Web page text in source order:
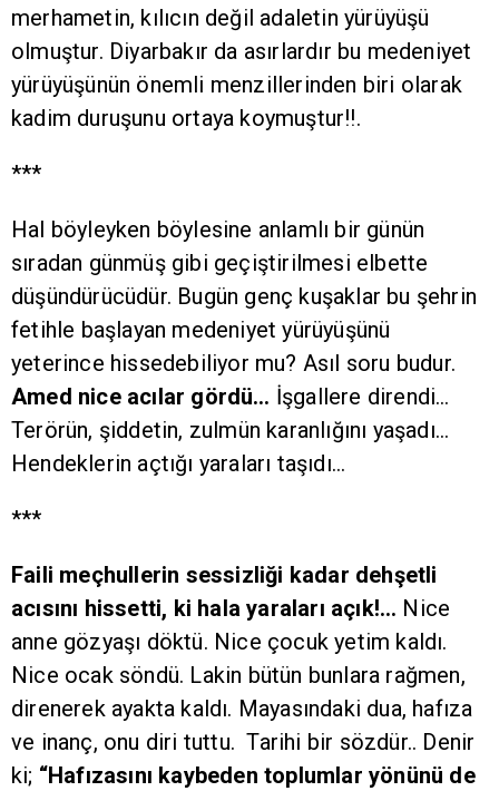
merhametin, kılıcın değil adaletin yürüyüşü
olmuştur. Diyarbakır da asırlardır bu medeniyet
yürüyüşünün önemli menzillerinden biri olarak
kadim duruşunu ortaya koymuştur!!.
***
Hal böyleyken böylesine anlamlı bir günün
sıradan günmüş gibi geçiştirilmesi elbette
düşündürücüdür. Bugün genç kuşaklar bu şehrin
fetihle başlayan medeniyet yürüyüşünü
yeterince hissedebiliyor mu? Asıl soru budur.
Amed nice acılar gördü… İşgallere direndi…
Terörün, şiddetin, zulmün karanlığını yaşadı…
Hendeklerin açtığı yaraları taşıdı…
***
Faili meçhullerin sessizliği kadar dehşetli
acısını hissetti, ki hala yaraları açık!… Nice
anne gözyaşı döktü. Nice çocuk yetim kaldı.
Nice ocak söndü. Lakin bütün bunlara rağmen,
direnerek ayakta kaldı. Mayasındaki dua, hafıza
ve inanç, onu diri tuttu. Tarihi bir sözdür.. Denir
ki; “Hafızasını kaybeden toplumlar yönünü de